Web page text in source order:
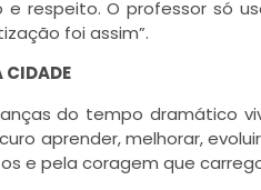
e respeito. O professor só
foi assim”.
CIDADE
do tempo dramático
aprender, melhorar,
e pela coragem que